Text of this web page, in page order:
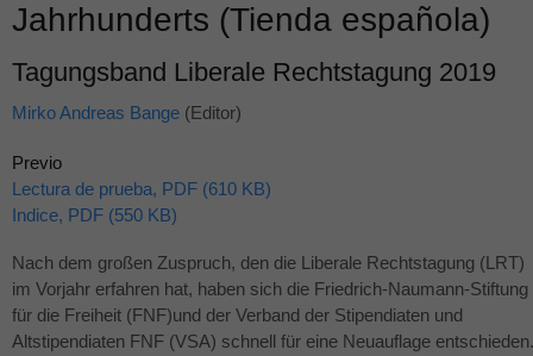
Jahrhunderts (Tienda española)
Tagungsband Liberale Rechtstagung 2019
Mirko Andreas Bange (Editor)
Previo
Lectura de prueba, PDF (610 KB)
Indice, PDF (550 KB)
Nach dem großen Zuspruch, den die Liberale Rechtstagung (LRT)
im Vorjahr erfahren hat, haben sich die Friedrich-Naumann-Stiftung
für die Freiheit (FNF)und der Verband der Stipendiaten und
Altstipendiaten FNF (VSA) schnell für eine Neuauflage entschieden.